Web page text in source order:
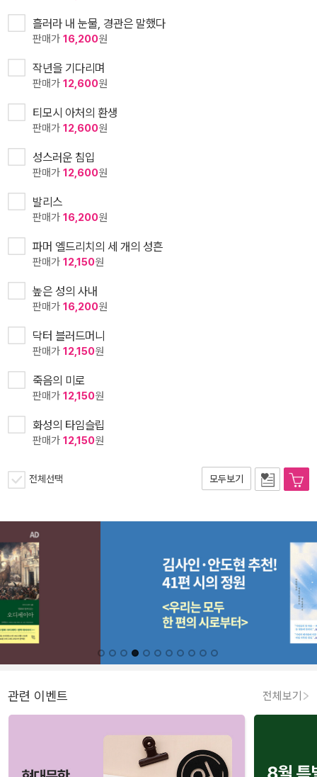
흘러라 내 눈물, 경관은 말했다
판매가 16,200원
작년을 기다리며
판매가 12,600원
티모시 아처의 환생
판매가 12,600원
성스러운 침입
판매가 12,600원
발리스
판매가 16,200원
파머 엘드리치의 세 개의 성흔
판매가 12,150원
높은 성의 사내
판매가 16,200원
닥터 블러드머니
판매가 12,150원
죽음의 미로
판매가 12,150원
화성의 타임슬립
판매가 12,150원
전체선택 모두보기
관련 이벤트 전체보기